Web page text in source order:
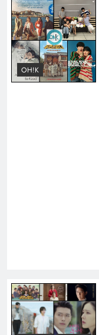
OH!K